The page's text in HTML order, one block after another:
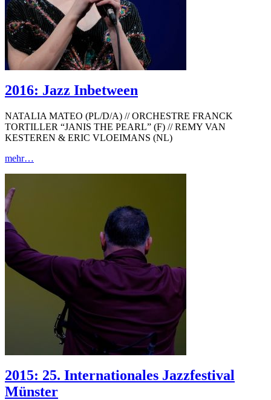
2016: Jazz Inbetween
NATALIA MATEO (PL/D/A) // ORCHESTRE FRANCK
TORTILLER “JANIS THE PEARL” (F) // REMY VAN
KESTEREN & ERIC VLOEIMANS (NL)
mehr…
2015: 25. Internationales Jazzfestival
Münster